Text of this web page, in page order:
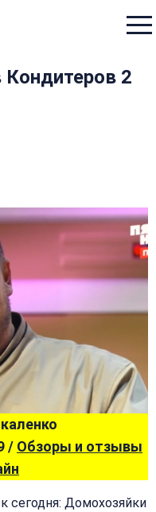
2
/ Обзоры и отзывы
сегодня: Домохозяйки